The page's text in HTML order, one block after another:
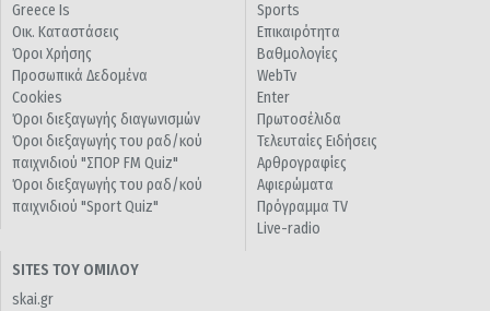
Greece Is
Οικ. Καταστάσεις
Όροι Χρήσης
Προσωπικά Δεδομένα
Cookies
Όροι διεξαγωγής διαγωνισμών
Όροι διεξαγωγής του ραδ/κού
παιχνιδιού "ΣΠΟΡ FM Quiz"
Όροι διεξαγωγής του ραδ/κού
παιχνιδιού "Sport Quiz"
Sports
Επικαιρότητα
Βαθμολογίες
WebTv
Enter
Πρωτοσέλιδα
Τελευταίες Ειδήσεις
Αρθρογραφίες
Αφιερώματα
Πρόγραμμα TV
Live-radio
SITES ΤΟΥ ΟΜΙΛΟΥ
skai.gr